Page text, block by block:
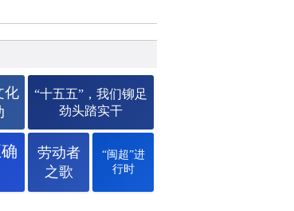
化
“十五五”，我们铆足
劲头踏实干
劳动者
之歌
“闽超”进
行时